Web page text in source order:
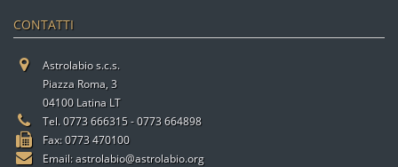
CONTATTI
Astrolabio s.c.s.
Piazza Roma, 3
04100 Latina LT
Tel. 0773 666315 - 0773 664898
Fax: 0773 470100
Email:astrolabio@astrolabio.org